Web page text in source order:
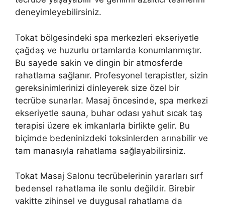
deneyimleyebilirsiniz.
Tokat bölgesindeki spa merkezleri ekseriyetle
çağdaş ve huzurlu ortamlarda konumlanmıştır.
Bu sayede sakin ve dingin bir atmosferde
rahatlama sağlanır. Profesyonel terapistler, sizin
gereksinimlerinizi dinleyerek size özel bir
tecrübe sunarlar. Masaj öncesinde, spa merkezi
ekseriyetle sauna, buhar odası yahut sıcak taş
terapisi üzere ek imkanlarla birlikte gelir. Bu
biçimde bedeninizdeki toksinlerden arınabilir ve
tam manasıyla rahatlama sağlayabilirsiniz.
Tokat Masaj Salonu tecrübelerinin yararları sırf
bedensel rahatlama ile sonlu değildir. Birebir
vakitte zihinsel ve duygusal rahatlama da